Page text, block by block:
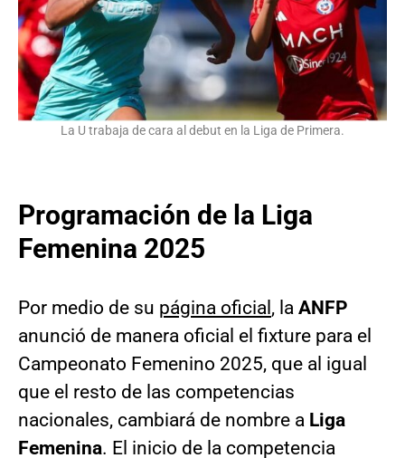
La U trabaja de cara al debut en la Liga de Primera.
Programación de la Liga
Femenina 2025
Por medio de su página oficial , la ANFP
anunció de manera oficial el fixture para el
Campeonato Femenino 2025, que al igual
que el resto de las competencias
nacionales, cambiará de nombre a Liga
Femenina. El inicio de la competencia